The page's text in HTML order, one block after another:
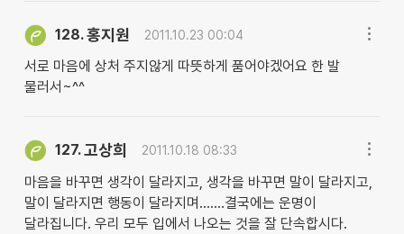
128.홍지원 2011.10.23 00:04
서로 마음에 상처 주지않게 따뜻하게 품어야겠어요 한 발
물러서~^^
127.고상희 2011.10.18 08:33
마음을 바꾸면 생각이 달라지고, 생각을 바꾸면 말이 달라지고,
말이 달라지면 행동이 달라지며.......결국에는 운명이
달라집니다. 우리 모두 입에서 나오는 것을 잘 단속합시다.